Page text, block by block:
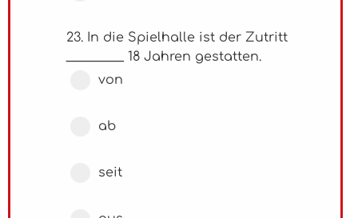
23. In die Spielhalle ist der Zutritt
_________ 18 Jahren gestatten.
von
ab
seit